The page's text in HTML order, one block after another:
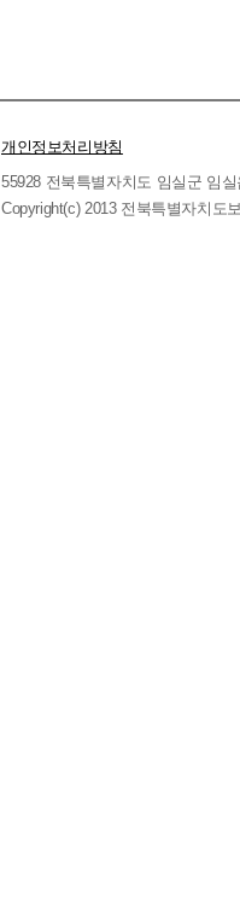
개인정보처리방침
55928 전북특별자치도 임실군 임
Copyright(c) 2013 전북특별자치도